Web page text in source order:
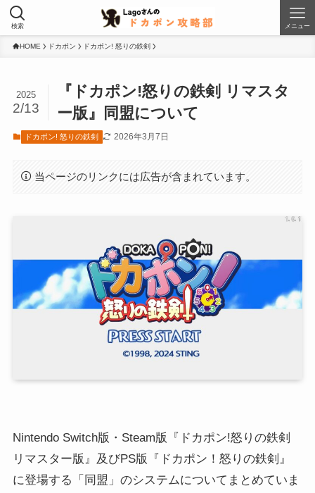
検索 メニュー
HOME ドカポン ドカポン! 怒りの鉄剣
『ドカポン!怒りの鉄剣 リマスタ
ー版』同盟について
2025
2/13
ドカポン! 怒りの鉄剣 2026年3月7日
当ページのリンクには広告が含まれています。
Nintendo Switch版・Steam版『ドカポン!怒りの鉄剣
リマスター版』及びPS版『ドカポン！怒りの鉄剣』
に登場する「同盟」のシステムについてまとめていま